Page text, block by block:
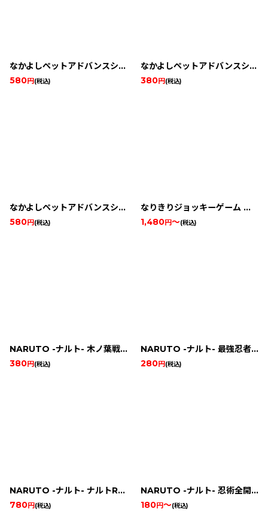
なかよしペットアドバンスシリーズ(1) かわいいハムスター
580円 (税込)
なかよしペットアドバンスシリーズ(2) かわいい仔犬
380円 (税込)
なかよしペットアドバンスシリーズ(3) かわいい子猫
580円 (税込)
なりきりジョッキーゲーム 優駿ラプソディー♪
1,480円～(税込)
NARUTO -ナルト- 木ノ葉戦記
380円 (税込)
NARUTO -ナルト- 最強忍者 大結集2
280円 (税込)
NARUTO -ナルト- ナルトRPG 受けつがれし火の意志
780円 (税込)
NARUTO -ナルト- 忍術全開! 最強忍者 大結集
180円～(税込)